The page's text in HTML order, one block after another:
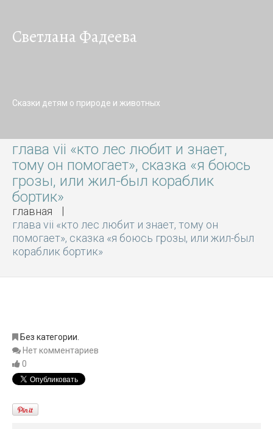
Светлана Фадеева
Сказки детям о природе и животных
глава vii «кто лес любит и знает,
тому он помогает», сказка «я боюсь
грозы, или жил-был кораблик
бортик»
главная
глава vii «кто лес любит и знает, тому он
помогает», сказка «я боюсь грозы, или жил-был
кораблик бортик»
Без категории.
Нет комментариев
0